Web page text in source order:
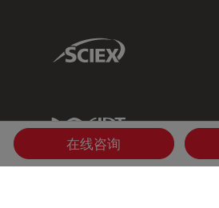
Sciex Link
IDT Link
在线咨询